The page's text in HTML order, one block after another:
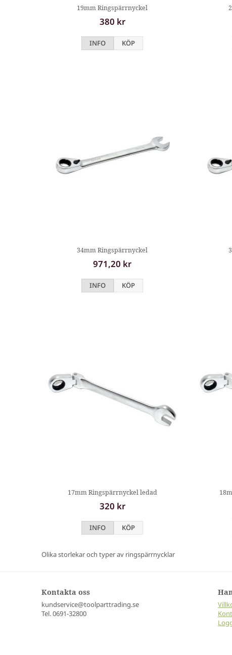
19mm Ringspärrnyckel
380 kr
INFO KÖP
34mm Ringspärrnyckel
971,20 kr
INFO KÖP
17mm Ringspärrnyckel ledad
320 kr
INFO KÖP
Olika storlekar och typer av ringspärrnycklar
Kontakta oss
kundservice@toolparttrading.se
Tel. 0691-32800